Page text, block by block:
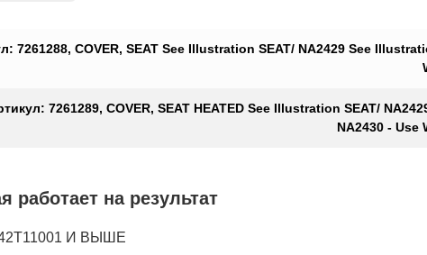
7261288, COVER, SEAT See Illustration SEAT/ NA2429 See
7261289, COVER, SEAT HEATED See Illustration SEAT/
NA2430 - Use
на результат
И ВЫШЕ